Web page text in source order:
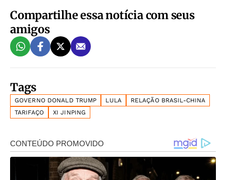
Compartilhe essa notícia com seus
amigos
Tags
GOVERNO DONALD TRUMP LULA
RELAÇÃO BRASIL-CHINA
TARIFAÇO
XI JINPING